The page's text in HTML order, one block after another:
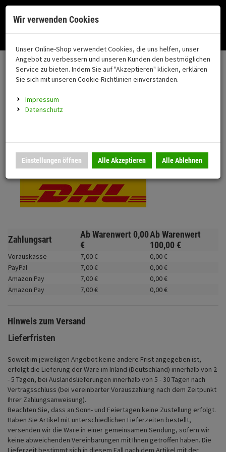
Fahrzeugteile
Alle Kategorien
FAHRZEUGTEILE
Montageständer
Beleuchtung
Fahrwerk
Zubehör
Merchandise
Neuheiten
coming soon
Anmelden | Registrieren Merkzettel
Ihr Warenkorb ist momentan leer.
Ergebnisse () Fertig
Nutzung unserer Dienste erklären Sie sich damit einverstanden!
Okay Datenschutz
Menü
Motorrad auswählen
Versand & Lieferung
Bitte wählen Sie Ihr Lieferland.
DHL National
Zahlungsart Ab Warenwert 0,00
€
Ab Warenwert
100,00 €
Vorauskasse 7,00€ 0,00€
PayPal
7,00€ 0,00€
Amazon Pay
7,00€ 0,00€
Amazon Pay
7,00€ 0,00€
Hinweis zum Versand
Lieferfristen
Soweit im jeweiligen Angebot keine andere Frist angegeben ist,
erfolgt die Lieferung der Ware im Inland (Deutschland) innerhalb von 2
- 5 Tagen, bei Auslandslieferungen innerhalb von 5 - 30 Tagen nach
Vertragsschluss (bei vereinbarter Vorauszahlung nach dem Zeitpunkt
Ihrer Zahlungsanweisung).
Beachten Sie, dass an Sonn- und Feiertagen keine Zustellung erfolgt.
Haben Sie Artikel mit unterschiedlichen Lieferzeiten bestellt,
versenden wir die Ware in einer gemeinsamen Sendung, sofern wir
keine abweichenden Vereinbarungen mit Ihnen getroffen haben. Die
Lieferzeit bestimmt sich in diesem Fall nach dem Artikel mit der
Wir verwenden Cookies
Unser Online-Shop verwendet Cookies, die uns helfen, unser
Angebot zu verbessern und unseren Kunden den bestmöglichen
Service zu bieten. Indem Sie auf "Akzeptieren" klicken, erklären
Sie sich mit unseren Cookie-Richtlinien einverstanden.
Impressum
Datenschutz
Einstellungen öffnen Alle Akzeptieren Alle Ablehnen